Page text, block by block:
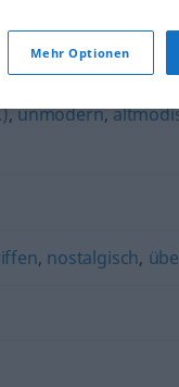
,unmodern,
, nostalgisch,
Mehr Optionen